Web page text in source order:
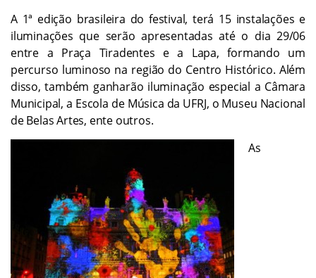
A 1ª edição brasileira do festival, terá 15 instalações e
iluminações que serão apresentadas até o dia 29/06
entre a Praça Tiradentes e a Lapa, formando um
percurso luminoso na região do Centro Histórico. Além
disso, também ganharão iluminação especial a Câmara
Municipal, a Escola de Música da UFRJ, o Museu Nacional
de Belas Artes, ente outros.
As